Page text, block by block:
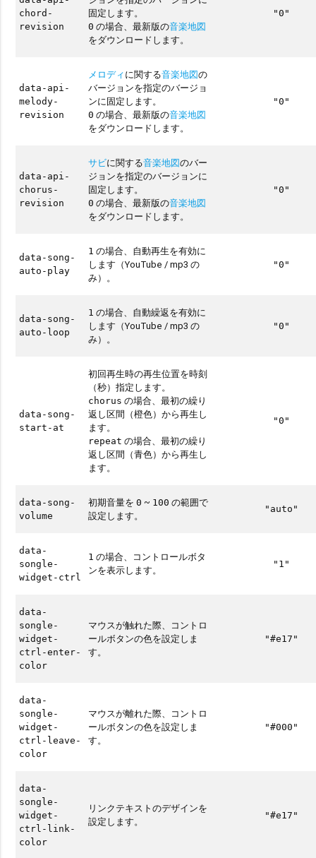
chord-
revision
固定します。
0 の場合、最新版の音楽地図
をダウンロードします。
"0"
data-api-
melody-
revision
メロディに関する音楽地図の
バージョンを指定のバージョ
ンに固定します。
0 の場合、最新版の音楽地図
をダウンロードします。
"0"
data-api-
chorus-
revision
サビに関する音楽地図のバー
ジョンを指定のバージョンに
固定します。
0 の場合、最新版の音楽地図
をダウンロードします。
"0"
data-song-
auto-play
1 の場合、自動再生を有効に
します（YouTube / mp3 の
み）。
"0"
data-song-
auto-loop
1 の場合、自動繰返を有効に
します（YouTube / mp3 の
み）。
"0"
data-song-
start-at
初回再生時の再生位置を時刻
（秒）指定します。
chorus の場合、最初の繰り
返し区間（橙色）から再生し
ます。
repeat の場合、最初の繰り
返し区間（青色）から再生し
ます。
"0"
data-song-
volume
初期音量を0 ~ 100 の範囲で
設定します。
"auto"
data-
songle-
widget-ctrl
1 の場合、コントロールボタ
ンを表示します。
"1"
data-
songle-
widget-
ctrl-enter-
color
マウスが触れた際、コントロ
ールボタンの色を設定しま
す。
"#e17"
data-
songle-
widget-
ctrl-leave-
color
マウスが離れた際、コントロ
ールボタンの色を設定しま
す。
"#000"
data-
songle-
widget-
ctrl-link-
color
リンクテキストのデザインを
設定します。
"#e17"